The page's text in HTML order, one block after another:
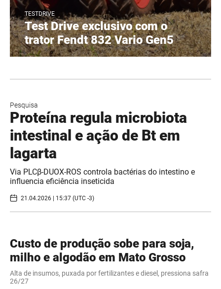
TESTDRIVE
Test Drive exclusivo com o
trator Fendt 832 Vario Gen5
Pesquisa
Proteína regula microbiota
intestinal e ação de Bt em
lagarta
Via PLCβ-DUOX-ROS controla bactérias do intestino e
influencia eficiência inseticida
21.04.2026 | 15:37 (UTC -3)
Custo de produção sobe para soja,
milho e algodão em Mato Grosso
Alta de insumos, puxada por fertilizantes e diesel, pressiona safra
26/27